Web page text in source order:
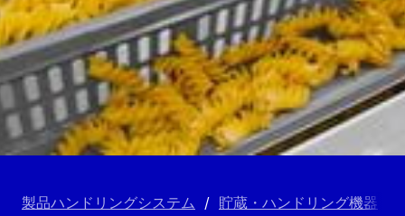
製品ハンドリングシステム / 貯蔵・ハンドリング機器